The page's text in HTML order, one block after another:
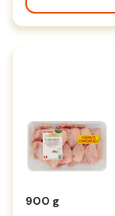
900 g